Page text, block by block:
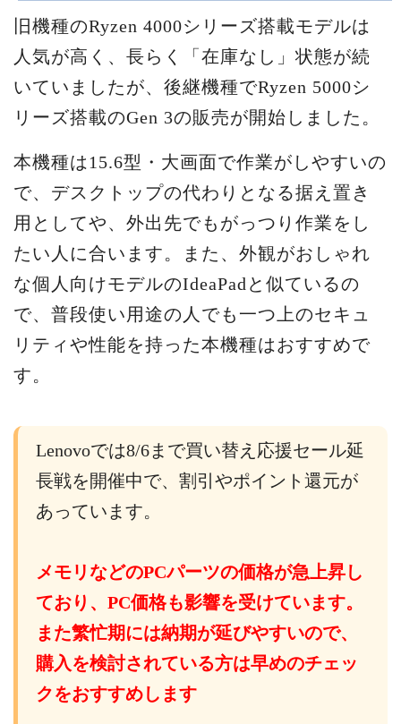
旧機種のRyzen 4000シリーズ搭載モデルは
人気が高く、長らく「在庫なし」状態が続
いていましたが、後継機種でRyzen 5000シ
リーズ搭載のGen 3の販売が開始しました。
本機種は15.6型・大画面で作業がしやすいの
で、デスクトップの代わりとなる据え置き
用としてや、外出先でもがっつり作業をし
たい人に合います。また、外観がおしゃれ
な個人向けモデルのIdeaPadと似ているの
で、普段使い用途の人でも一つ上のセキュ
リティや性能を持った本機種はおすすめで
す。
Lenovoでは8/6まで買い替え応援セール延
長戦を開催中で、割引やポイント還元が
あっています。
メモリなどのPCパーツの価格が急上昇し
ており、PC価格も影響を受けています。
また繁忙期には納期が延びやすいので、
購入を検討されている方は早めのチェッ
クをおすすめします